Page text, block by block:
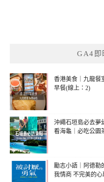
GA4即
香港美食｜九龍餐
早餐(線上：2)
沖繩石垣島必去夢
看海龜｜必吃公園
勵志小語｜阿德勒
我情商 不完美的